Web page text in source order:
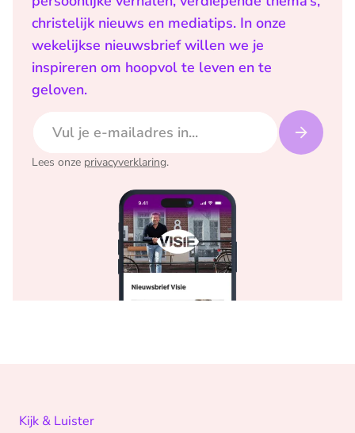
christelijk nieuws en mediatips. In onze
wekelijkse nieuwsbrief willen we je
inspireren om hoopvol te leven en te
geloven.
Lees onze privacyverklaring.
Kijk & Luister